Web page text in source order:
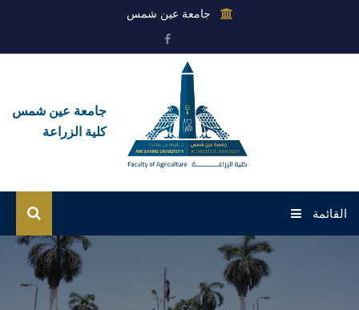
جامعة عين شمس
جامعة عين شمس
كلية الزراعة
القائمة
الرئيسية
عن الكلية